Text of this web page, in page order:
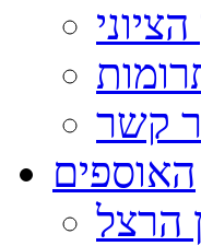
קשר
האוספים
הרצל